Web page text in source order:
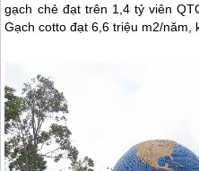
gạch chẻ đạt trên 1,4 tỷ viên
Gạch cotto đạt 6,6 triệu m2/năm,